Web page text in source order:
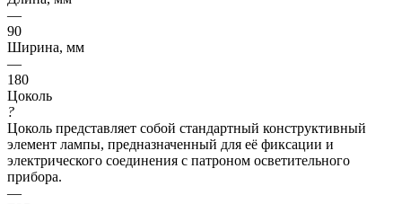
—
90
Ширина, мм
—
180
Цоколь
?
Цоколь представляет собой стандартный конструктивный
элемент лампы, предназначенный для её фиксации и
электрического соединения с патроном осветительного
прибора.
—